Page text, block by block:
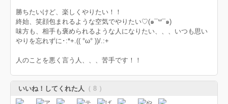
勝ちたいけど、楽しくやりたい！！
終始、笑顔包まれるような空気でやりたい♡(๑¯꒳¯๑)
味方も、相手も褒められるような人になりたい、、、いつも思い
やりを忘れずに･:*+.(( °ω° ))/.:+
人のことを悪く言う人、、、苦手です！！
いいね！してくれた人 （ 8 ）